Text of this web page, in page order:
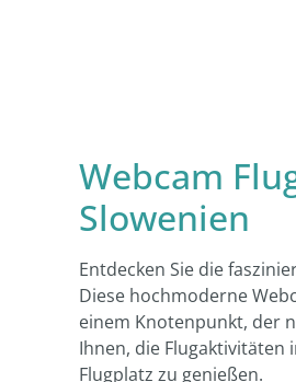
Webcam
Slowenien
Entdecken Sie die
Diese hochmoderne
einem Knotenpunkt, der
Ihnen, die
Flugplatz zu genießen.